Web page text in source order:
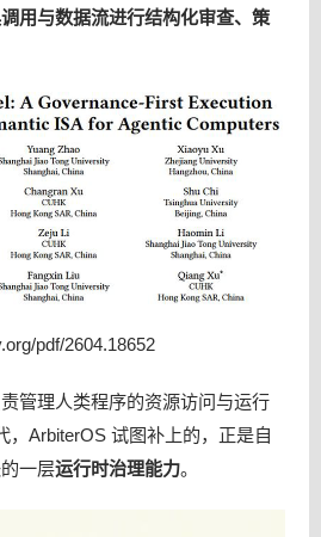
用与数据流进行结构化审查、策
pdf/2604.18652
管理人类程序的资源访问与运行
，ArbiterOS 试图补上的，正是自
一层运行时治理能力。